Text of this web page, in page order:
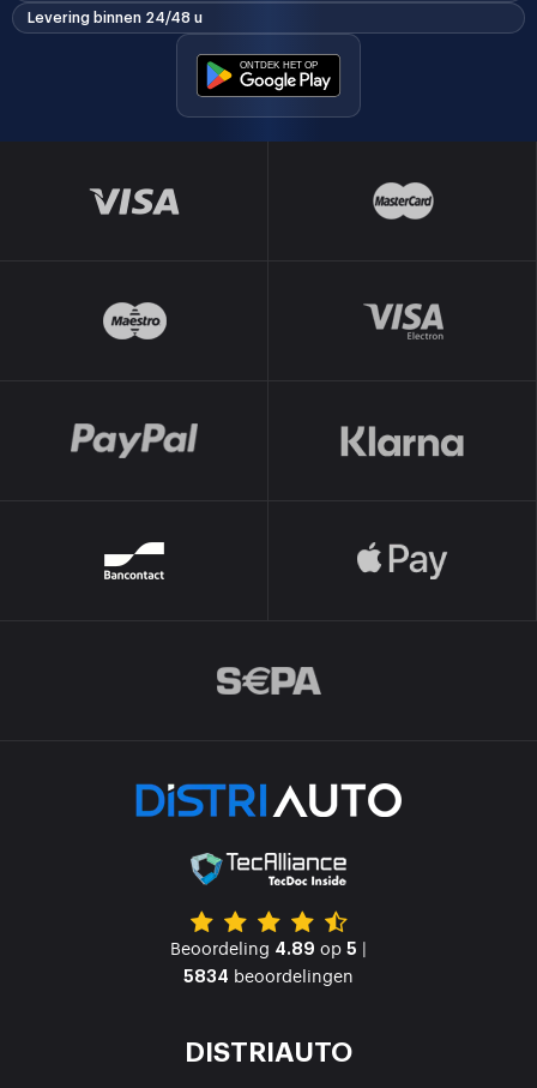
Levering binnen 24/48 u
Beoordeling 4.89 op 5 |
5834 beoordelingen
DISTRIAUTO